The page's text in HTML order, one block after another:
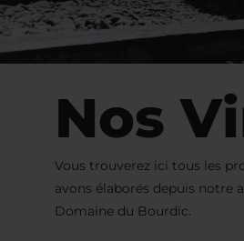
Nos
Vous trouverez ici tous les
avons élaborés depuis notre
Domaine du Bourdic.